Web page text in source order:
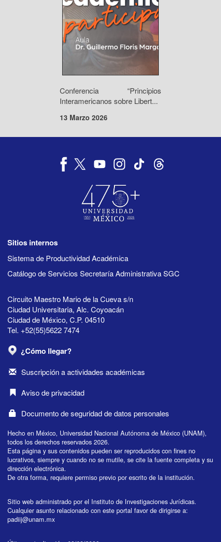
Conferencia “Principios
Interamericanos sobre Libert...
13 Marzo 2026
Sitios internos
Sistema de Productividad Académica
Catálogo de Servicios Secretaría Administrativa SGC
Circuito Maestro Mario de la Cueva s/n
Ciudad Universitaria, Alc. Coyoacán
Ciudad de México, C.P. 04510
Tel. +52(55)5622 7474
¿Cómo llegar?
Suscripción a actividades académicas
Aviso de privacidad
Documento de seguridad de datos personales
Hecho en México, Universidad Nacional Autónoma de México (UNAM),
todos los derechos reservados 2026.
Esta página y sus contenidos pueden ser reproducidos con fines no
lucrativos, siempre y cuando no se mutile, se cite la fuente completa y su
dirección electrónica.
De otra forma, requiere permiso previo por escrito de la institución.
Sitio web administrado por el Instituto de Investigaciones Jurídicas.
Cualquier asunto relacionado con este portal favor de dirigirse a:
padiij@unam.mx